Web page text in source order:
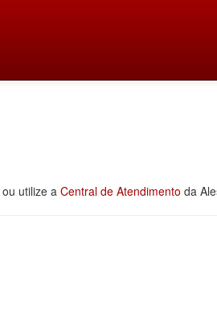
ou utilize a Central de Atendimento da